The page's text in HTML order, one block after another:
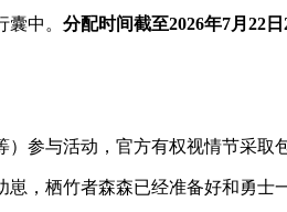
中。 分配时间截至2026年7月22日
参与活动，官方有权视情节采取
，栖竹者森森已经准备好和勇士